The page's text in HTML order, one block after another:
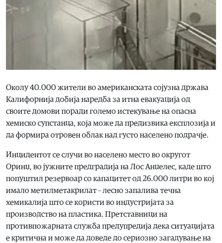
Околу 40.000 жители во американската сојузна држава
Калифорнија добија наредба за итна евакуација од
своите домови поради големо истекување на опасна
хемиско супстанца, која може да предизвика експлозија и
да формира отровен облак над густо населено подрачје.
Инцидентот се случи во населено место во округот
Оринџ, во јужните предградија на Лос Анџелес, каде што
попуштил резервоар со капацитет од 26.000 литри во кој
имало метилметакрилат – лесно запалива течна
хемикалија што се користи во индустријата за
производство на пластика. Претставници на
противпожарната служба предупредија дека ситуацијата
е критична и може да доведе до сериозно загадување на